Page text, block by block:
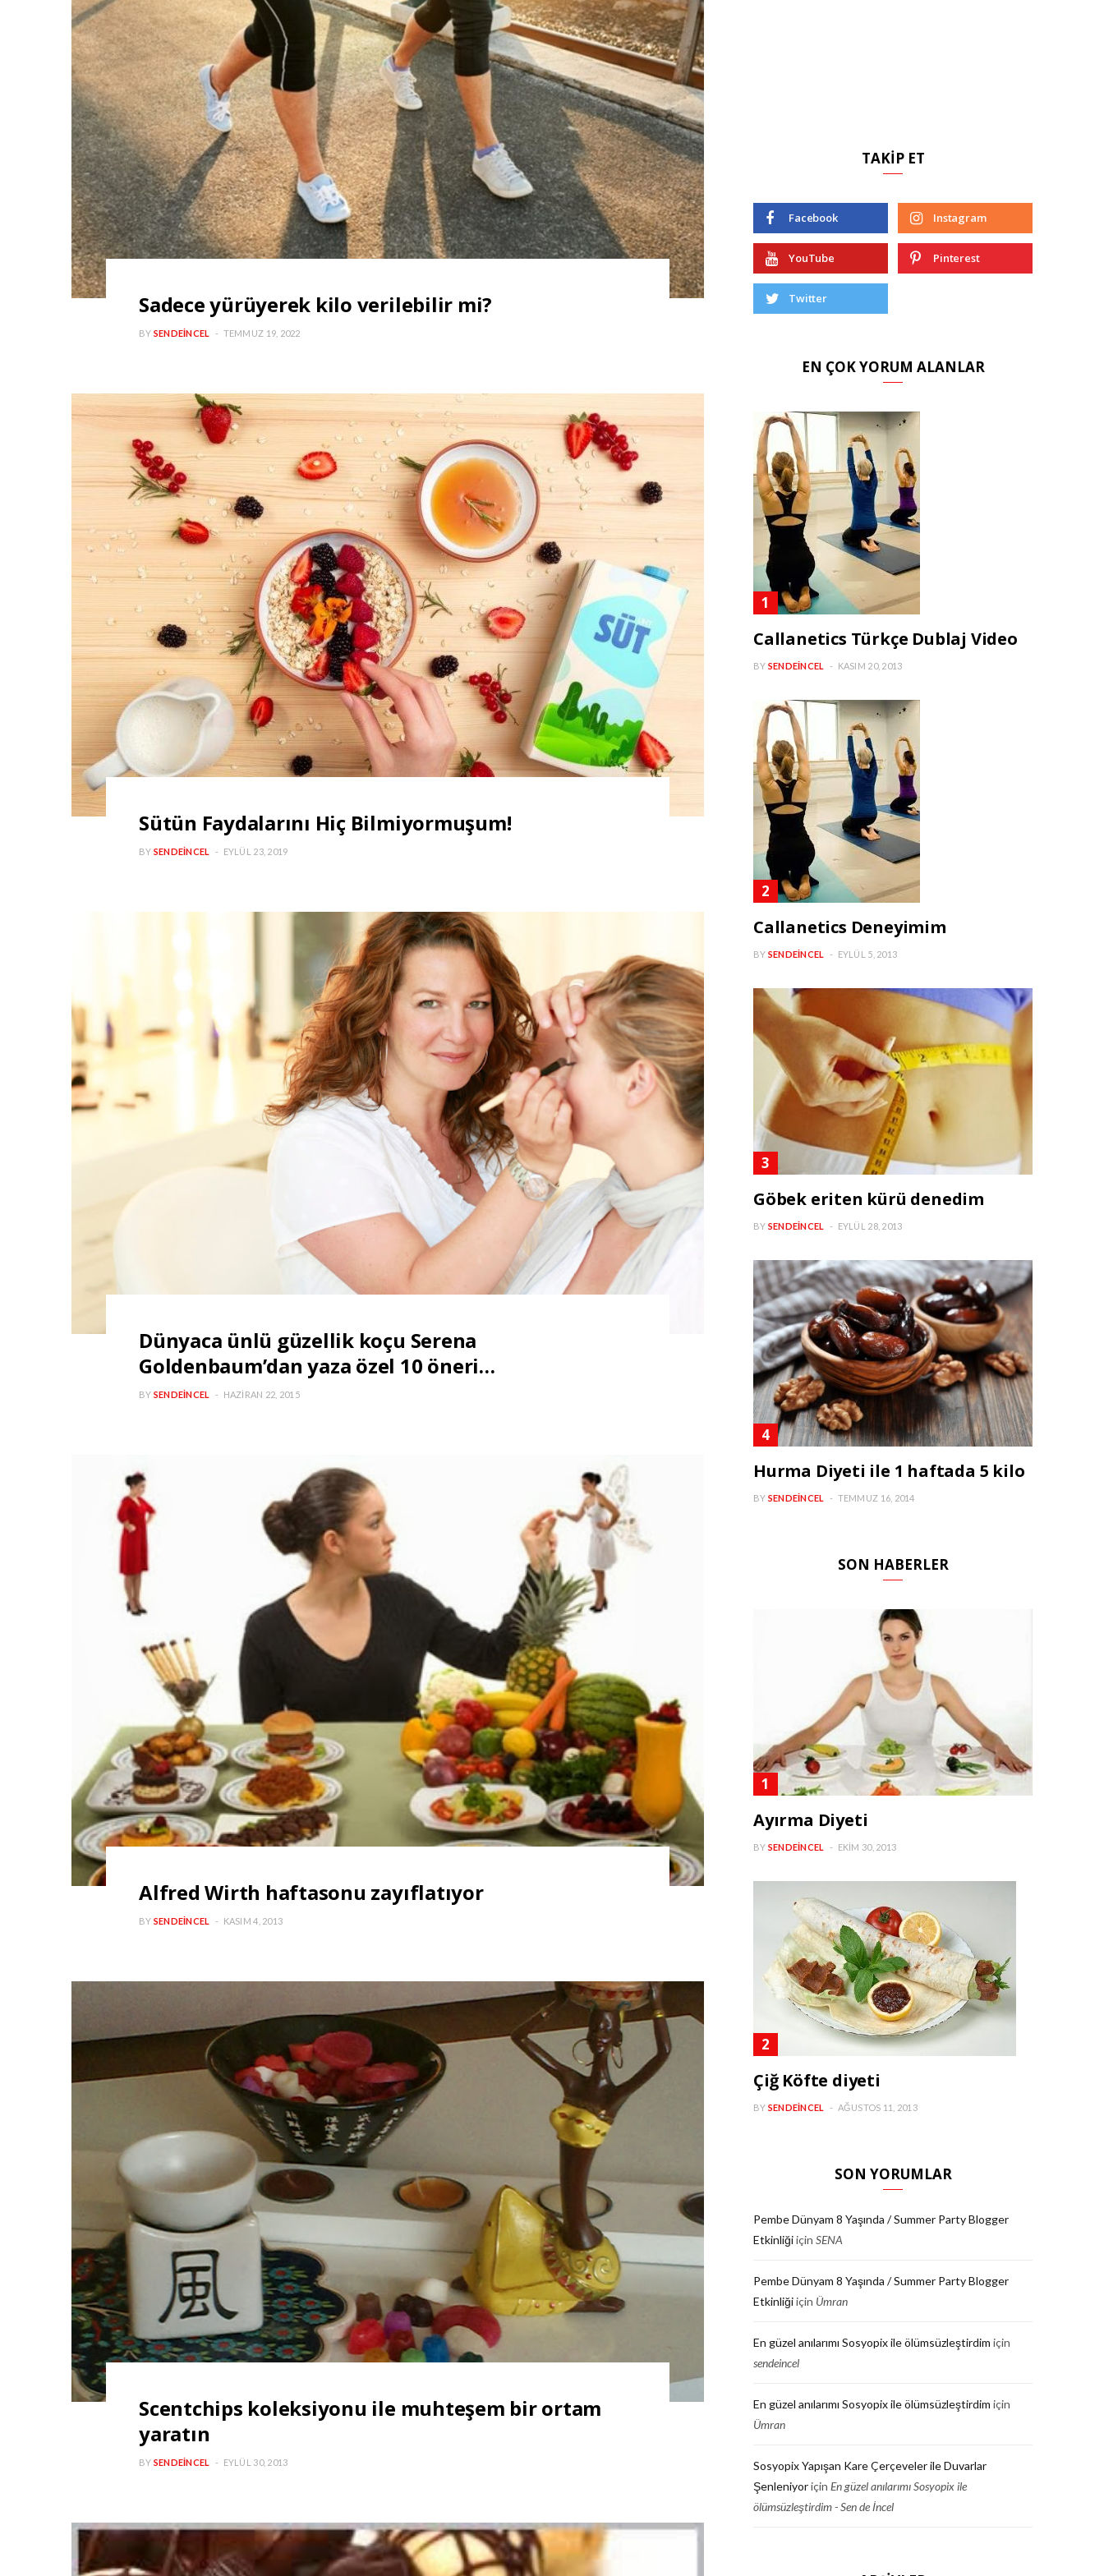
Sadece yürüyerek kilo verilebilir mi?
BY SENDEINCEL TEMMUZ 19, 2022
Sütün Faydalarını Hiç Bilmiyormuşum!
BY SENDEINCEL EYLÜL 23, 2019
Dünyaca ünlü güzellik koçu Serena
Goldenbaum’dan yaza özel 10 öneri…
BY SENDEINCEL HAZIRAN 22, 2015
Alfred Wirth haftasonu zayıflatıyor
BY SENDEINCEL KASIM 4, 2013
Scentchips koleksiyonu ile muhteşem bir ortam
yaratın
BY SENDEINCEL EYLÜL 30, 2013
TAKIP ET
Facebook Instagram
YouTube Pinterest
Twitter
EN ÇOK YORUM ALANLAR
Callanetics Türkçe Dublaj Video
BY SENDEINCEL KASIM 20, 2013
Callanetics Deneyimim
BY SENDEINCEL EYLÜL 5, 2013
Göbek eriten kürü denedim
BY SENDEINCEL EYLÜL 28, 2013
Hurma Diyeti ile 1 haftada 5 kilo
BY SENDEINCEL TEMMUZ 16, 2014
SON HABERLER
Ayırma Diyeti
BY SENDEINCEL EKIM 30, 2013
Çiğ Köfte diyeti
BY SENDEINCEL AĞUSTOS 11, 2013
SON YORUMLAR
Pembe Dünyam 8 Yaşında / Summer Party Blogger
Etkinliğiiçin SENA
Pembe Dünyam 8 Yaşında / Summer Party Blogger
Etkinliğiiçin Ümran
En güzel anılarımı Sosyopix ile ölümsüzleştirdim için
sendeincel
En güzel anılarımı Sosyopix ile ölümsüzleştirdim için
Ümran
Sosyopix Yapışan Kare Çerçeveler ile Duvarlar
Şenleniyoriçin En güzel anılarımı Sosyopix ile
ölümsüzleştirdim - Sen de İncel